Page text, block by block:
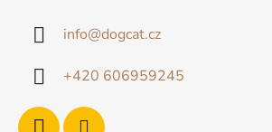
info@dogcat.cz
+420 606959245